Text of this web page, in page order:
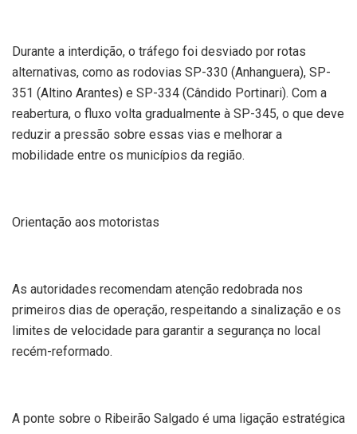
Durante a interdição, o tráfego foi desviado por rotas
alternativas, como as rodovias SP-330 (Anhanguera), SP-
351 (Altino Arantes) e SP-334 (Cândido Portinari). Com a
reabertura, o fluxo volta gradualmente à SP-345, o que deve
reduzir a pressão sobre essas vias e melhorar a
mobilidade entre os municípios da região.
Orientação aos motoristas
As autoridades recomendam atenção redobrada nos
primeiros dias de operação, respeitando a sinalização e os
limites de velocidade para garantir a segurança no local
recém-reformado.
A ponte sobre o Ribeirão Salgado é uma ligação estratégica